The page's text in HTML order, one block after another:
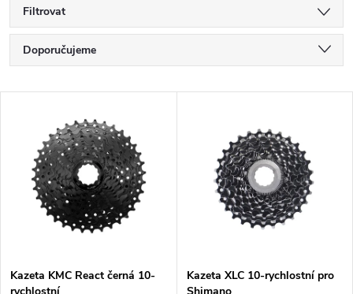
Filtrovat
Ř
a
Doporučujeme
Nejprodávanější
Abecedně
s
Kazeta KMC React černá 10-
Kazeta XLC 10-rychlostní pro